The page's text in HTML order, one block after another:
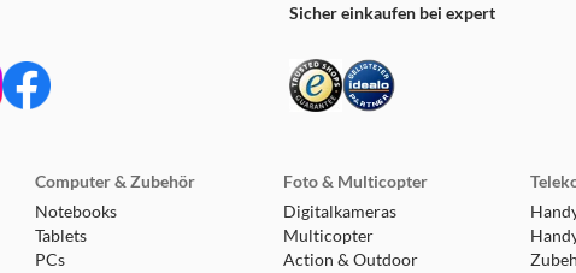
Sicher einkaufen bei expert
Computer & Zubehör
Notebooks
Tablets
PCs
Foto & Multicopter
Digitalkameras
Multicopter
Action & Outdoor